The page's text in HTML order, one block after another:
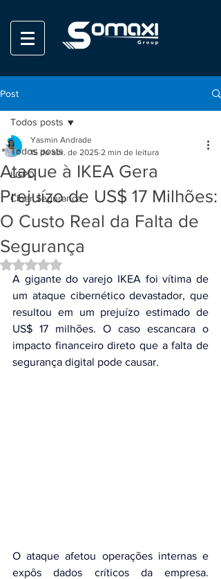
Post
Todos posts
LGPD
Ciber Seguranca
Todos posts
Ataque à IKEA Gera
Prejuízo de US$ 17 Milhões:
O Custo Real da Falta de
Segurança
Yasmin Andrade
15 de abr. de 2025 2 min de leitura
Avaliado com NaN de 5 estrelas.
A gigante do varejo IKEA foi vítima de
um ataque cibernético devastador, que
resultou em um prejuízo estimado de
US$ 17 milhões. O caso escancara o
impacto financeiro direto que a falta de
segurança digital pode causar.
O ataque afetou operações internas e
expôs dados críticos da empresa.